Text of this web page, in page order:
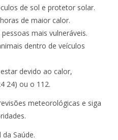
de sol e protetor solar.
de maior calor.
mais vulneráveis.
dentro de veículos
devido ao calor,
24) ou o 112.
meteorológicas e siga
Saúde.